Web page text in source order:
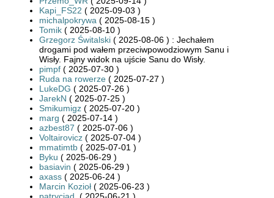
Kapi_FS22 ( 2025-09-03 )
michalpokrywa ( 2025-08-15 )
Tomik ( 2025-08-10 )
Grzegorz Świtalski ( 2025-08-06 ) : Jechałem
drogami pod wałem przeciwpowodziowym Sanu i
Wisły. Fajny widok na ujście Sanu do Wisły.
pimpf ( 2025-07-30 )
Ruda na rowerze ( 2025-07-27 )
LukeDG ( 2025-07-26 )
JarekN ( 2025-07-25 )
Smikumigz ( 2025-07-20 )
marg ( 2025-07-14 )
azbest87 ( 2025-07-06 )
Voltairovicz ( 2025-07-04 )
mmatimtb ( 2025-07-01 )
Byku ( 2025-06-29 )
basiavin ( 2025-06-29 )
axass ( 2025-06-24 )
Marcin Kozioł ( 2025-06-23 )
patrycjad. ( 2025-06-21 )